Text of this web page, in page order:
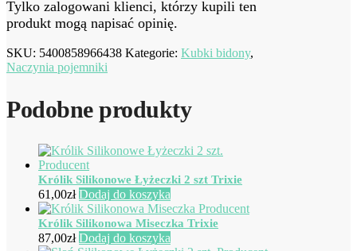
Tylko zalogowani klienci, którzy kupili ten
produkt mogą napisać opinię.
SKU: 5400858966438 Kategorie: Kubki bidony,
Naczynia pojemniki
Podobne produkty
Królik Silikonowe Łyżeczki 2 szt Trixie
61,00zł Dodaj do koszyka
Królik Silikonowa Miseczka Trixie
87,00zł Dodaj do koszyka